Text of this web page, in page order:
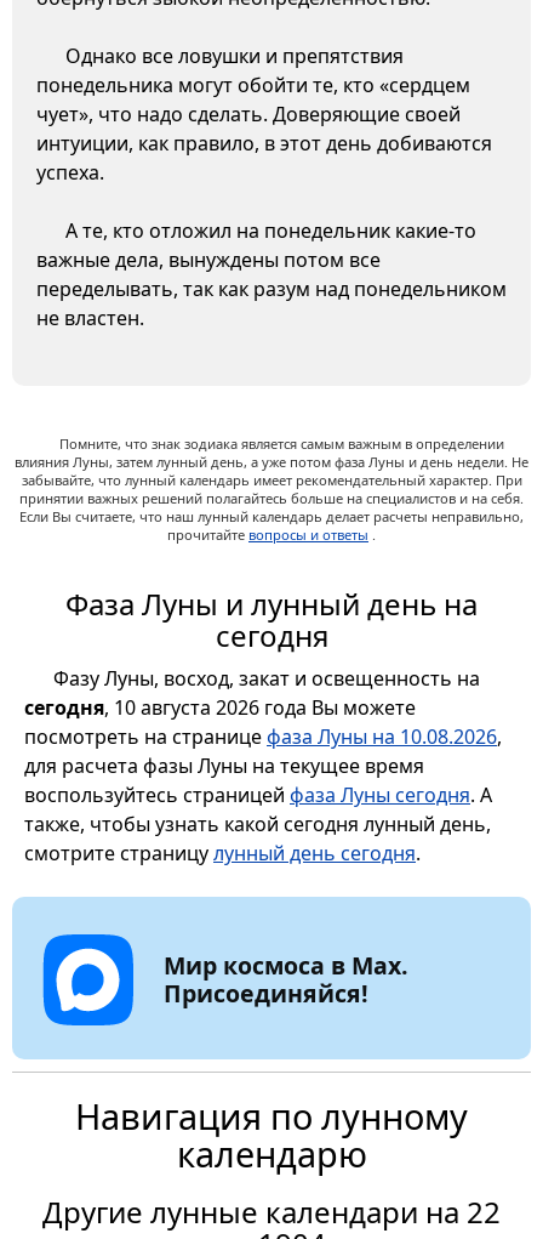
Однако все ловушки и препятствия
понедельника могут обойти те, кто «сердцем
чует», что надо сделать. Доверяющие своей
интуиции, как правило, в этот день добиваются
успеха.
А те, кто отложил на понедельник какие-то
важные дела, вынуждены потом все
переделывать, так как разум над понедельником
не властен.
Помните, что знак зодиака является самым важным в определении
влияния Луны, затем лунный день, а уже потом фаза Луны и день недели. Не
забывайте, что лунный календарь имеет рекомендательный характер. При
принятии важных решений полагайтесь больше на специалистов и на себя.
Если Вы считаете, что наш лунный календарь делает расчеты неправильно,
прочитайте вопросы и ответы .
Фаза Луны и лунный день на
сегодня
Фазу Луны, восход, закат и освещенность на
сегодня, 10 августа 2026 года Вы можете
посмотреть на страницефаза Луны на 10.08.2026,
для расчета фазы Луны на текущее время
воспользуйтесь страницей фаза Луны сегодня. А
также, чтобы узнать какой сегодня лунный день,
смотрите страницулунный день сегодня.
Мир космоса в Max.
Присоединяйся!
Навигация по лунному
календарю
Другие лунные календари на 22